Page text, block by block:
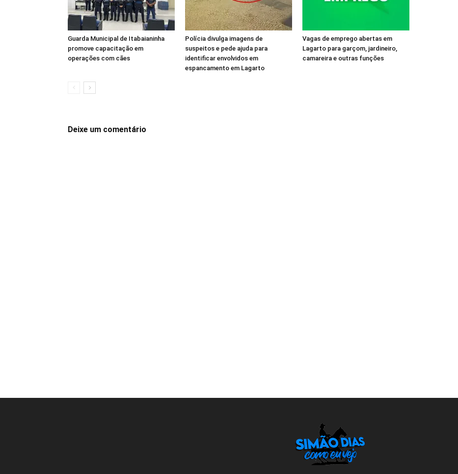
Guarda Municipal de Itabaianinha
promove capacitação em
operações com cães
Polícia divulga imagens de
suspeitos e pede ajuda para
identificar envolvidos em
espancamento em Lagarto
Vagas de emprego abertas em
Lagarto para garçom, jardineiro,
camareira e outras funções
Deixe um comentário